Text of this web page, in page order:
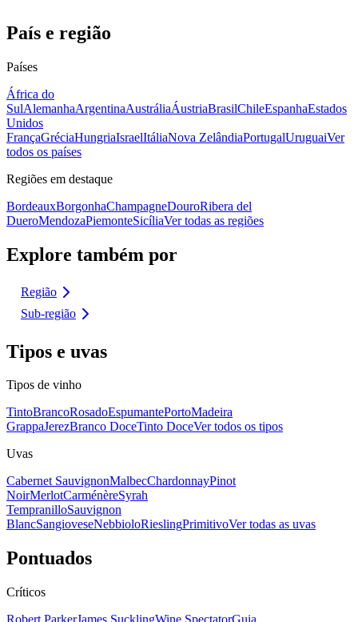
País e região
Países
África do
SulAlemanhaArgentinaAustráliaÁustriaBrasilChileEspanhaEstados
Unidos
FrançaGréciaHungriaIsraelItáliaNova ZelândiaPortugalUruguaiVer
todos os países
Regiões em destaque
BordeauxBorgonhaChampagneDouroRibera del
DueroMendozaPiemonteSicíliaVer todas as regiões
Explore também por
Região
Sub-região
Tipos e uvas
Tipos de vinho
TintoBrancoRosadoEspumantePortoMadeira
GrappaJerezBranco DoceTinto DoceVer todos os tipos
Uvas
Cabernet SauvignonMalbecChardonnayPinot
NoirMerlotCarménèreSyrah
TempranilloSauvignon
BlancSangioveseNebbioloRieslingPrimitivoVer todas as uvas
Pontuados
Críticos